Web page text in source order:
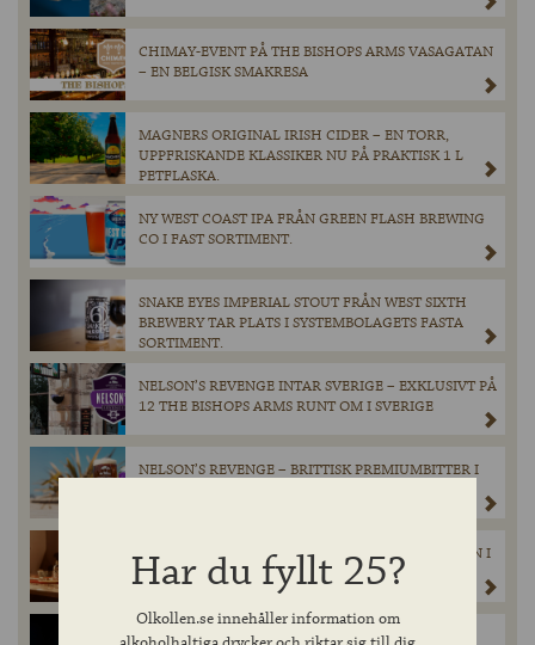
CHIMAY-EVENT PÅ THE BISHOPS ARMS VASAGATAN
– EN BELGISK SMAKRESA
MAGNERS ORIGINAL IRISH CIDER – EN TORR,
UPPFRISKANDE KLASSIKER NU PÅ PRAKTISK 1 L
PETFLASKA.
NY WEST COAST IPA FRÅN GREEN FLASH BREWING
CO I FAST SORTIMENT.
SNAKE EYES IMPERIAL STOUT FRÅN WEST SIXTH
BREWERY TAR PLATS I SYSTEMBOLAGETS FASTA
SORTIMENT.
NELSON’S REVENGE INTAR SVERIGE – EXKLUSIVT PÅ
12 THE BISHOPS ARMS RUNT OM I SVERIGE
NELSON’S REVENGE – BRITTISK PREMIUMBITTER I
EN TRIPPEL TEQUILA FRÅN LUNAZUL – ÄNTLIGEN I
SVERIGE!
EXKLUSIV LANSERING FRÅN HEAVEN HILL: 300
Har du fyllt 25?
Olkollen.se innehåller information om